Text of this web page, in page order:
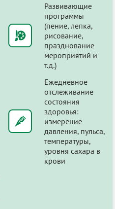
Развивающие
программы
(пение, лепка,
рисование,
празднование
мероприятий и
т.д.)
Ежедневное
отслеживание
состояния
здоровья:
измерение
давления, пульса,
температуры,
уровня сахара в
крови